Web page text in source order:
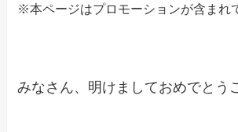
※本ページはプロモーションが含まれ
みなさん、明けましておめでとう